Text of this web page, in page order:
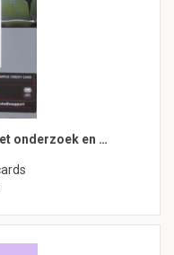
onderzoek en …